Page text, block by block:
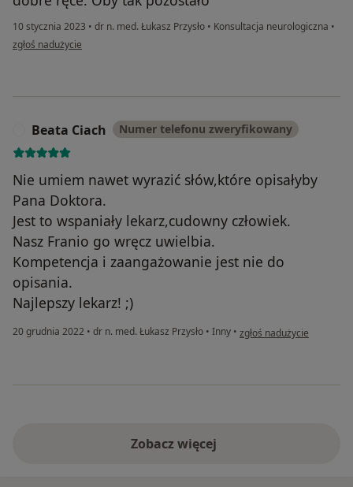
10 stycznia 2023 • dr n. med. Łukasz Przysło • Konsultacja neurologiczna •
w opinii użytkownika Asia
zgłoś nadużycie
Beata Ciach Numer telefonu zweryfikowany
Nie umiem nawet wyrazić słów,które opisałyby
Pana Doktora.
Jest to wspaniały lekarz,cudowny człowiek.
Nasz Franio go wręcz uwielbia.
Kompetencja i zaangażowanie jest nie do
opisania.
Najlepszy lekarz! ;)
20 grudnia 2022 • dr n. med. Łukasz Przysło • Inny • w opinii użytkownika
zgłoś nadużycie
Zobacz więcej